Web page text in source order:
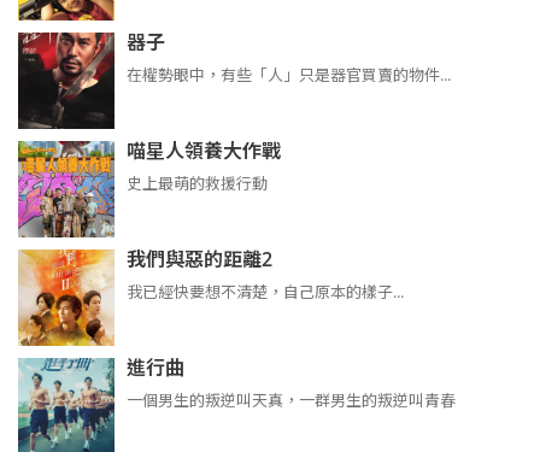
器子
在權勢眼中，有些「人」只是器官買賣的物件...
喵星人領養大作戰
史上最萌的救援行動
我們與惡的距離2
我已經快要想不清楚，自己原本的樣子...
進行曲
​​​一個男生的叛逆叫天真，一群男生的叛逆叫青春